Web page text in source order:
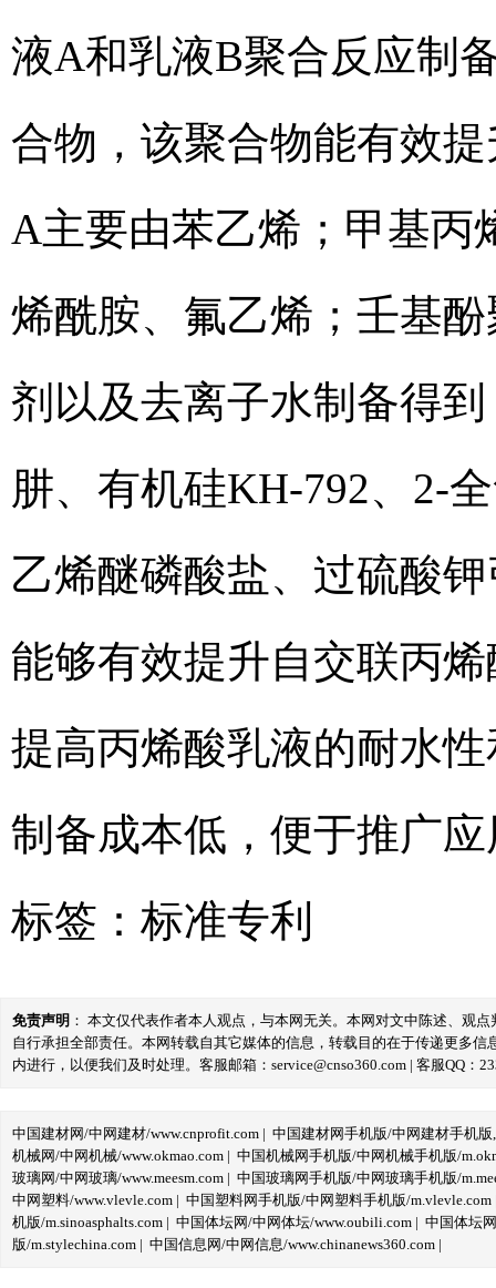
液A和乳液B聚合反应制
合物，该聚合物能有效
A主要由苯乙烯；甲基丙
烯酰胺、氟乙烯；壬基
剂以及去离子水制备得
肼、有机硅KH‑792、2‑
乙烯醚磷酸盐、过硫酸
能够有效提升自交联丙
提高丙烯酸乳液的耐水
制备成本低，便于推广
标签： 标准专利
免责声明 ： 本文仅代表作者本人观点，与本网无关。本网对文中陈述、观
自行承担全部责任。本网转载自其它媒体的信息，转载目的在于传递更多
内进行，以便我们及时处理。客服邮箱：service@cnso360.com | 客服QQ：
中国建材网/中网建材/www.cnprofit.com | 中国建材网手机版/中网建材手机版
机械网/中网机械/www.okmao.com | 中国机械网手机版/中网机械手机版/
玻璃网/中网玻璃/www.meesm.com | 中国玻璃网手机版/中网玻璃手机版/
中网塑料/www.vlevle.com | 中国塑料网手机版/中网塑料手机版/m.vlevle.com
机版/m.sinoasphalts.com | 中国体坛网/中网体坛/www.oubili.com | 中国体坛
版/m.stylechina.com | 中国信息网/中网信息/www.chinanews360.com |